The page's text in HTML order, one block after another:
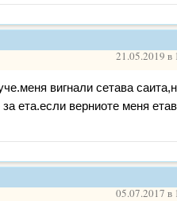
21.05.2019 в
вигнали сетава
ета.если верниоте меня
05.07.2017 в